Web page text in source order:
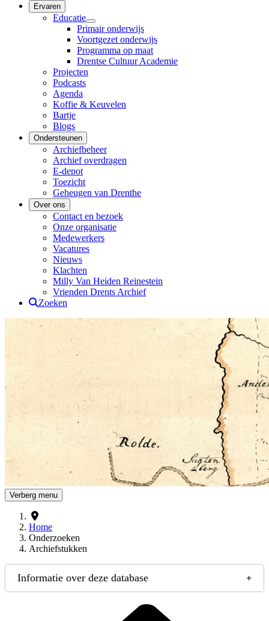
Ervaren
Educatie
Primair onderwijs
Voortgezet onderwijs
Programma op maat
Drentse Cultuur Academie
Projecten
Podcasts
Agenda
Koffie & Keuvelen
Bartje
Blogs
Ondersteunen
Archiefbeheer
Archief overdragen
E-depot
Toezicht
Geheugen van Drenthe
Over ons
Contact en bezoek
Onze organisatie
Medewerkers
Vacatures
Nieuws
Klachten
Milly Van Heiden Reinestein
Vrienden Drents Archief
Zoeken
Drents Archief
Verberg menu
Home
Onderzoeken
Archiefstukken
Informatie over deze database